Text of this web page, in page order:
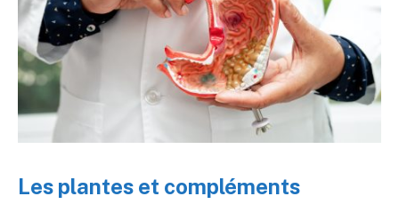
Les plantes et compléments